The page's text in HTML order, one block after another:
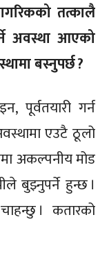
तत्कालै
अवस्था आएको
बस्नुपर्छ ?
पूर्वतयारी गर्न
एउटै ठूलो
अकल्पनीय मोड
बुझ्नुपर्ने हुन्छ ।
। कतारको